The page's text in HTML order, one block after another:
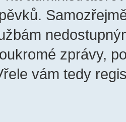
zprávy,
vám tedy